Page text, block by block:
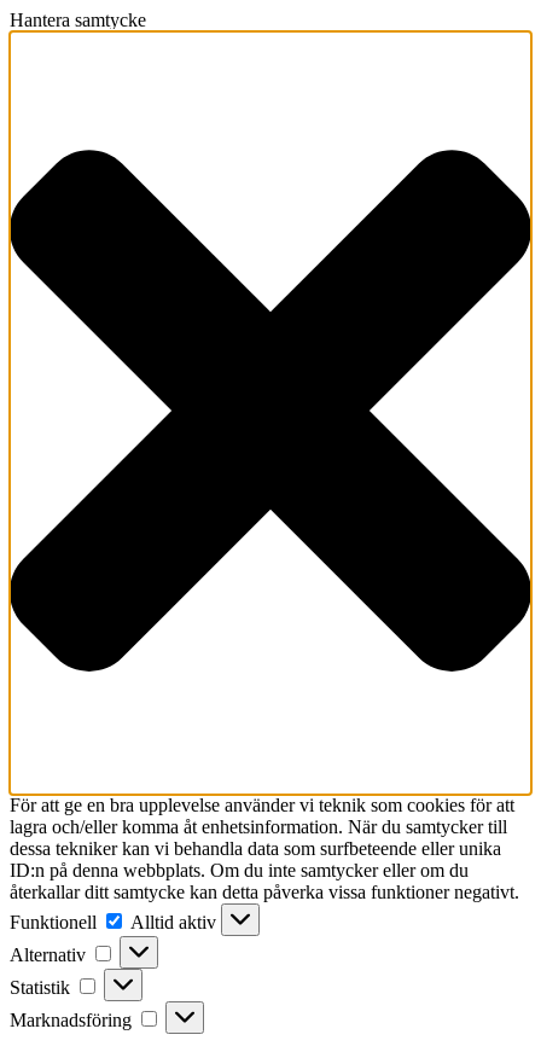
Hantera samtycke
För att ge en bra upplevelse använder vi teknik som cookies för att
lagra och/eller komma åt enhetsinformation. När du samtycker till
dessa tekniker kan vi behandla data som surfbeteende eller unika
ID:n på denna webbplats. Om du inte samtycker eller om du
återkallar ditt samtycke kan detta påverka vissa funktioner negativt.
Funktionell
Funktionell
Alltid aktiv
Alternativ
Alternativ
Statistik Statistik
Marknadsföring Marknadsföring